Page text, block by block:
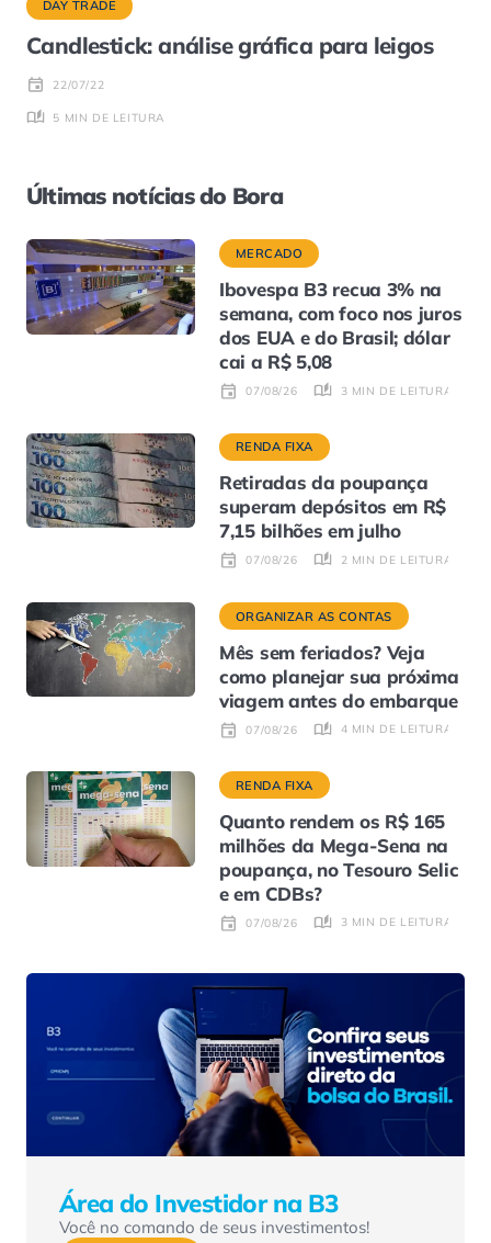
DAY TRADE
Candlestick: análise gráfica para leigos
22/07/22
5 MIN DE LEITURA
Últimas notícias do Bora
MERCADO
Ibovespa B3 recua 3% na
semana, com foco nos juros
dos EUA e do Brasil; dólar
cai a R$ 5,08
07/08/26 3 MIN DE LEITURA
RENDA FIXA
Retiradas da poupança
superam depósitos em R$
7,15 bilhões em julho
07/08/26 2 MIN DE LEITURA
ORGANIZAR AS CONTAS
Mês sem feriados? Veja
como planejar sua próxima
viagem antes do embarque
07/08/26 4 MIN DE LEITURA
RENDA FIXA
Quanto rendem os R$ 165
milhões da Mega-Sena na
poupança, no Tesouro Selic
e em CDBs?
07/08/26 3 MIN DE LEITURA
Área do Investidor na B3
Você no comando de seus investimentos!